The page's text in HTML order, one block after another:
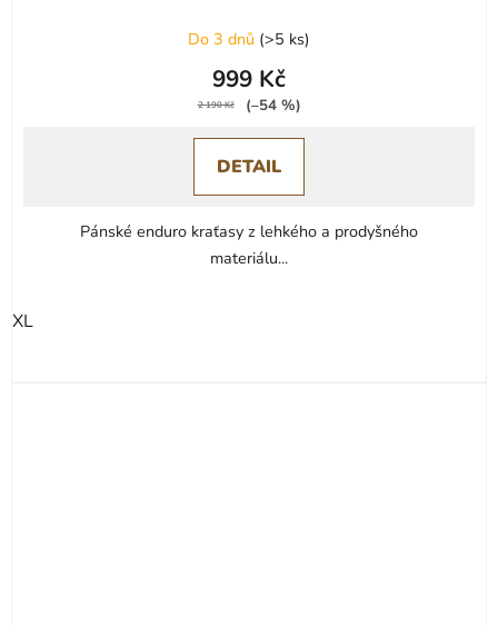
Do 3 dnů (>5 ks)
999 Kč
2 190 Kč (–54 %)
DETAIL
Pánské enduro kraťasy z lehkého a prodyšného
materiálu...
XL